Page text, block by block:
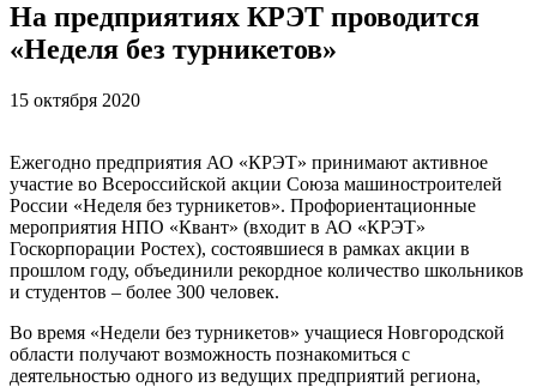
На предприятиях КРЭТ проводится
«Неделя без турникетов»
15 октября 2020
Ежегодно предприятия АО «КРЭТ» принимают активное
участие во Всероссийской акции Союза машиностроителей
России «Неделя без турникетов». Профориентационные
мероприятия НПО «Квант» (входит в АО «КРЭТ»
Госкорпорации Ростех), состоявшиеся в рамках акции в
прошлом году, объединили рекордное количество школьников
и студентов – более 300 человек.
Во время «Недели без турникетов» учащиеся Новгородской
области получают возможность познакомиться с
деятельностью одного из ведущих предприятий региона,